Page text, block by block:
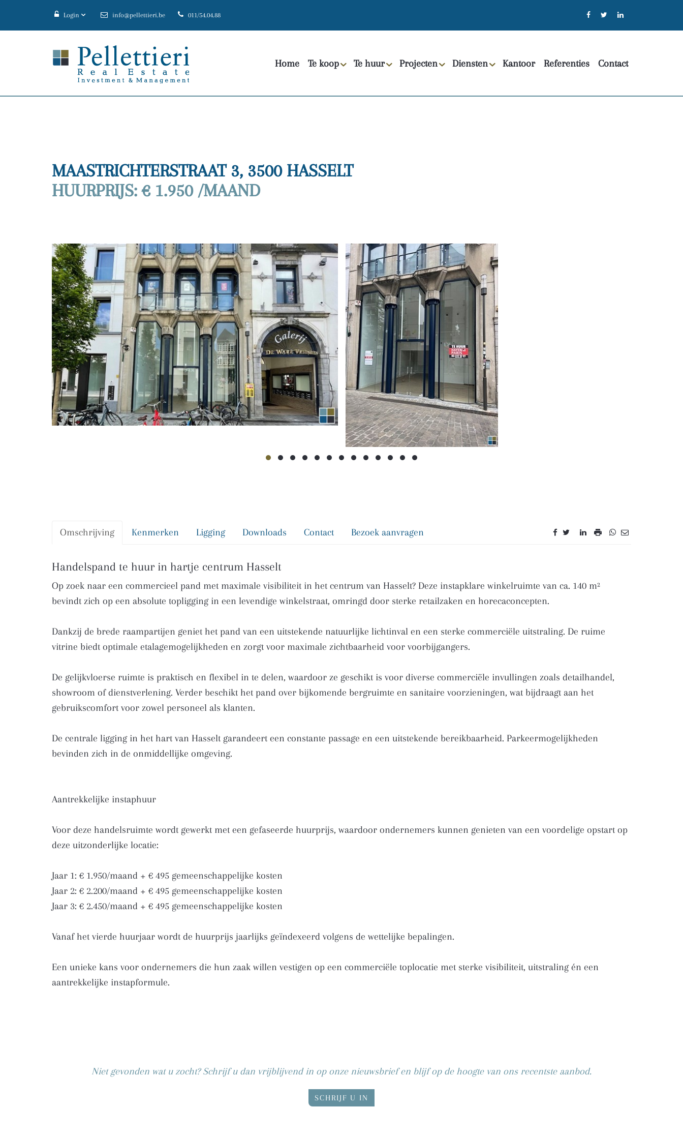
Login info@pellettieri.be 011/54.04.88
Home Te koop Te huur Projecten Diensten Kantoor Referenties Contact
MAASTRICHTERSTRAAT 3, 3500 HASSELT
HUURPRIJS: € 1.950 /MAAND
Omschrijving Kenmerken Ligging Downloads Contact Bezoek aanvragen
Omschrijving
Handelspand te huur in hartje centrum Hasselt
Op zoek naar een commercieel pand met maximale visibiliteit in het centrum van Hasselt? Deze instapklare winkelruimte van ca. 140 m²
bevindt zich op een absolute topligging in een levendige winkelstraat, omringd door sterke retailzaken en horecaconcepten.
Dankzij de brede raampartijen geniet het pand van een uitstekende natuurlijke lichtinval en een sterke commerciële uitstraling. De ruime
vitrine biedt optimale etalagemogelijkheden en zorgt voor maximale zichtbaarheid voor voorbijgangers.
De gelijkvloerse ruimte is praktisch en flexibel in te delen, waardoor ze geschikt is voor diverse commerciële invullingen zoals detailhandel,
showroom of dienstverlening. Verder beschikt het pand over bijkomende bergruimte en sanitaire voorzieningen, wat bijdraagt aan het
gebruikscomfort voor zowel personeel als klanten.
De centrale ligging in het hart van Hasselt garandeert een constante passage en een uitstekende bereikbaarheid. Parkeermogelijkheden
bevinden zich in de onmiddellijke omgeving.
Aantrekkelijke instaphuur
Voor deze handelsruimte wordt gewerkt met een gefaseerde huurprijs, waardoor ondernemers kunnen genieten van een voordelige opstart op
deze uitzonderlijke locatie:
Jaar 1: € 1.950/maand + € 495 gemeenschappelijke kosten
Jaar 2: € 2.200/maand + € 495 gemeenschappelijke kosten
Jaar 3: € 2.450/maand + € 495 gemeenschappelijke kosten
Vanaf het vierde huurjaar wordt de huurprijs jaarlijks geïndexeerd volgens de wettelijke bepalingen.
Een unieke kans voor ondernemers die hun zaak willen vestigen op een commerciële toplocatie met sterke visibiliteit, uitstraling én een
aantrekkelijke instapformule.
Niet gevonden wat u zocht? Schrijf u dan vrijblijvend in op onze nieuwsbrief en blijf op de hoogte van ons recentste aanbod.
SCHRIJF U IN